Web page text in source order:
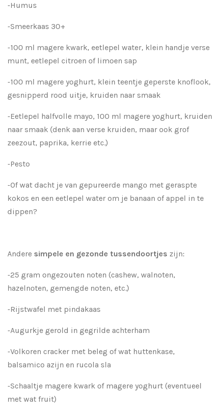
-Humus
-Smeerkaas 30+
-100 ml magere kwark, eetlepel water, klein handje verse
munt, eetlepel citroen of limoen sap
-100 ml magere yoghurt, klein teentje geperste knoflook,
gesnipperd rood uitje, kruiden naar smaak
-Eetlepel halfvolle mayo, 100 ml magere yoghurt, kruiden
naar smaak (denk aan verse kruiden, maar ook grof
zeezout, paprika, kerrie etc.)
-Pesto
-Of wat dacht je van gepureerde mango met geraspte
kokos en een eetlepel water om je banaan of appel in te
dippen?
Andere simpele en gezonde tussendoortjes zijn:
-25 gram ongezouten noten (cashew, walnoten,
hazelnoten, gemengde noten, etc.)
-Rijstwafel met pindakaas
-Augurkje gerold in gegrilde achterham
-Volkoren cracker met beleg of wat huttenkase,
balsamico azijn en rucola sla
-Schaaltje magere kwark of magere yoghurt (eventueel
met wat fruit)